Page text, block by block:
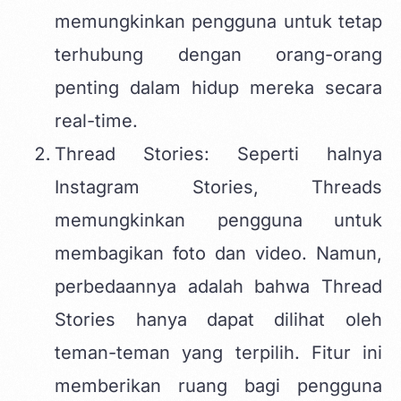
memungkinkan pengguna untuk tetap
terhubung dengan orang-orang
penting dalam hidup mereka secara
real-time.
Thread Stories: Seperti halnya
Instagram Stories, Threads
memungkinkan pengguna untuk
membagikan foto dan video. Namun,
perbedaannya adalah bahwa Thread
Stories hanya dapat dilihat oleh
teman-teman yang terpilih. Fitur ini
memberikan ruang bagi pengguna